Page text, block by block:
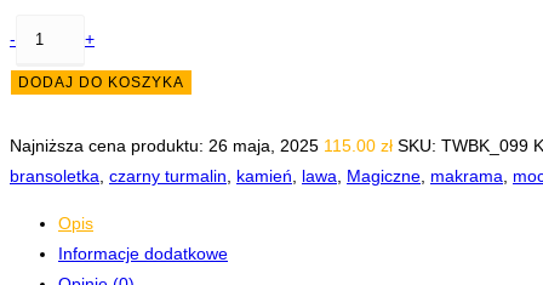
Wiedźmowa
-
Czarny
- +
DODAJ DO KOSZYKA
Najniższa cena produktu: 26 maja, 2025 115.00 zł SKU: TWBK_099
bransoletka czarny turmalin kamień lawa Magiczne makrama
Opis
Informacje dodatkowe